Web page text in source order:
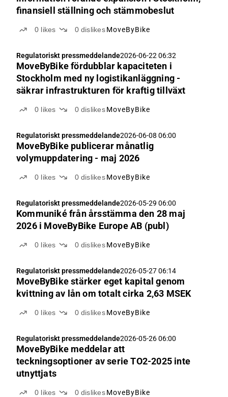
finansiell ställning och stämmobeslut
0 likes 0 dislikes MoveByBike
Regulatoriskt pressmeddelande2026-06-22 06:32
MoveByBike fördubblar kapaciteten i
Stockholm med ny logistikanläggning -
säkrar infrastrukturen för kraftig tillväxt
0 likes 0 dislikes MoveByBike
Regulatoriskt pressmeddelande2026-06-08 06:00
MoveByBike publicerar månatlig
volymuppdatering - maj 2026
0 likes 0 dislikes MoveByBike
Regulatoriskt pressmeddelande2026-05-29 06:00
Kommuniké från årsstämma den 28 maj
2026 i MoveByBike Europe AB (publ)
0 likes 0 dislikes MoveByBike
Regulatoriskt pressmeddelande2026-05-27 06:14
MoveByBike stärker eget kapital genom
kvittning av lån om totalt cirka 2,63 MSEK
0 likes 0 dislikes MoveByBike
Regulatoriskt pressmeddelande2026-05-26 06:00
MoveByBike meddelar att
teckningsoptioner av serie TO2-2025 inte
utnyttjats
0 likes 0 dislikes MoveByBike